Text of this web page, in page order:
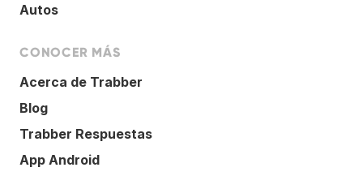
Autos
CONOCER MÁS
Acerca de Trabber
Blog
Trabber Respuestas
App Android